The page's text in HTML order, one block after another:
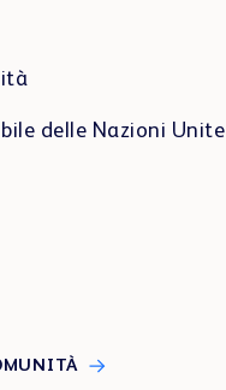
delle Nazioni Unite